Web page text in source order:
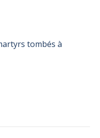
tombés à